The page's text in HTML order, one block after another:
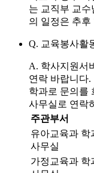
는 교직부 교
의 일정은 추
Q. 교육봉사활
A. 학사지원서
연락 바랍니다.
학과로 문의를
사무실로 연락
주관부서
유아교육과 학
사무실
가정교육과 학